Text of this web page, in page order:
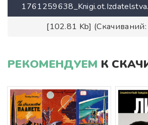
[102.81 Kb]
РЕКОМЕНДУЕМ К